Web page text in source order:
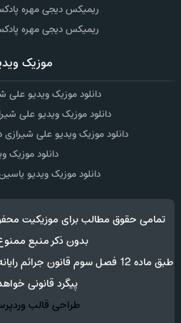
ریمیکس دیجی مهره
ریمیکس دیجی مهره
موزیک
دانلود موزیک ویدیو علی
دانلود موزیک ویدیو علی
دانلود موزیک ویدیو علی
دانلود موزیک
دانلود موزیک ویدیو
تمامی حقوق مطالب برای موزیکیت
بدون ذکر منبع
طبق ماده 12 فصل سوم قانون
پیگرد قانونی
طراحی قالب